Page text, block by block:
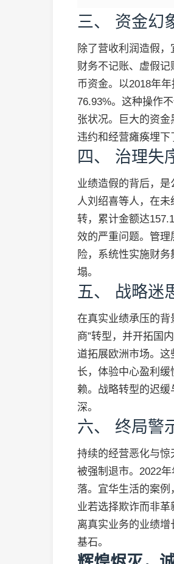
三、 资金幻
除了营收利润造假
财务不记账、虚假
币资金。以2018年
76.93%。这种操作
张状况。巨大的资
违约和经营瘫痪埋下
四、 治理失
业绩造假的背后，
人刘绍喜等人，在
转，累计金额达
效的严重问题。管
险，系统性实施财
塌。
五、 战略迷
在真实业绩承压的背
商”转型，并开拓国
道拓展欧洲市场。
长，体验中心盈利
赖。战略转型的迟
深。
六、 终局警
持续的经营恶化与
被强制退市。2022
落。宜华生活的案
业若选择欺诈而非
离真实业务的业绩
基石。